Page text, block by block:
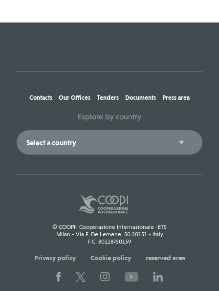
Contacts Our Offices Tenders Documents Press area
Explore by country
© COOPI- Cooperazione Internazionale -ETS
Milan - Via F. De Lemene, 50 20151 - Italy
F.C. 80118750159
Privacy policy Cookie policy reserved area